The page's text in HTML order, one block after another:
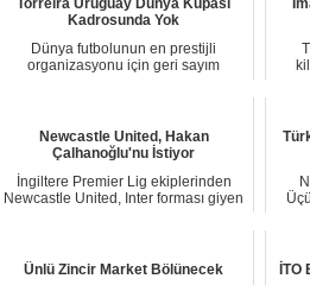
Torreira Uruguay Dünya Kupası
Kadrosunda Yok
Dünya futbolunun en prestijli
organizasyonu için geri sayım
Newcastle United, Hakan
Çalhanoğlu'nu İstiyor
İngiltere Premier Lig ekiplerinden
Newcastle United, Inter forması giyen
Ünlü Zincir Market Bölünecek